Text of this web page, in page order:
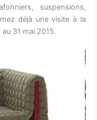
suspensions,
déjà une visite à la
31 mai 2015.